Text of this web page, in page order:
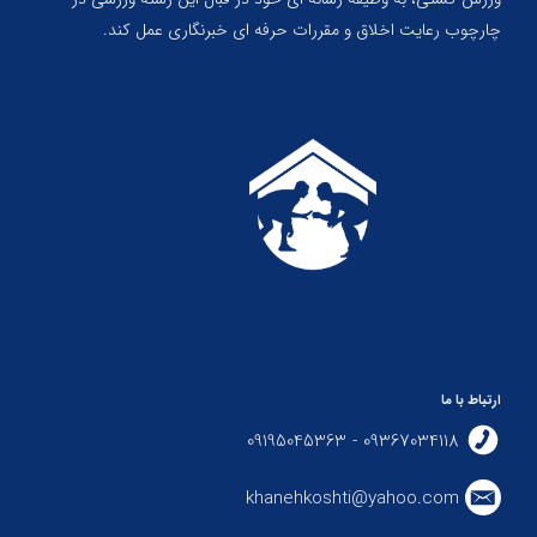
چارچوب رعایت اخلاق و مقررات حرفه ای خبرنگاری عمل کند.
ارتباط با ما
09367034118 - 09195045363
khanehkoshti@yahoo.com